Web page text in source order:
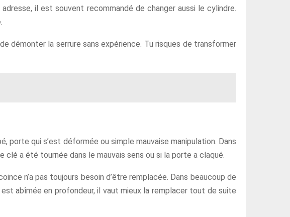
il est souvent recommandé de changer aussi le cylindre.
démonter la serrure sans expérience. Tu risques de transformer
porte qui s’est déformée ou simple mauvaise manipulation. Dans
a été tournée dans le mauvais sens ou si la porte a claqué.
n’a pas toujours besoin d’être remplacée. Dans beaucoup de
abîmée en profondeur, il vaut mieux la remplacer tout de suite